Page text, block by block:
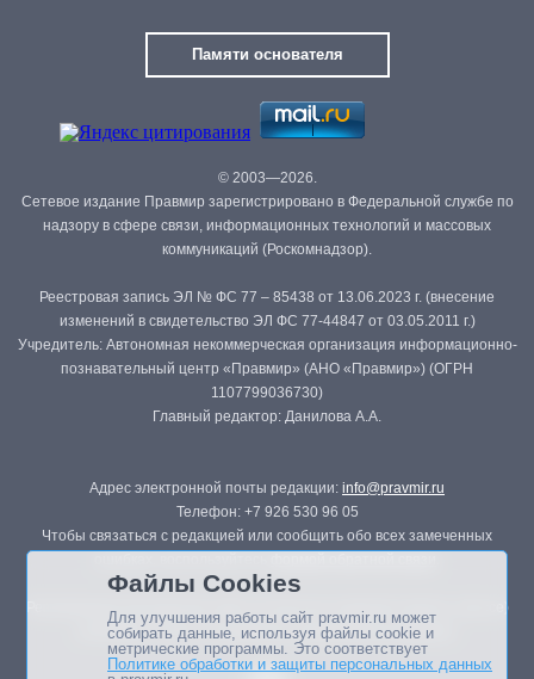
Памяти основателя
© 2003—2026.
Сетевое издание Правмир зарегистрировано в Федеральной службе по
надзору в сфере связи, информационных технологий и массовых
коммуникаций (Роскомнадзор).
Реестровая запись ЭЛ № ФС 77 – 85438 от 13.06.2023 г. (внесение
изменений в свидетельство ЭЛ ФС 77-44847 от 03.05.2011 г.)
Учредитель: Автономная некоммерческая организация информационно-
познавательный центр «Правмир» (АНО «Правмир») (ОГРН
1107799036730)
Главный редактор: Данилова А.А.
Адрес электронной почты редакции: info@pravmir.ru
Телефон: +7 926 530 96 05
Чтобы связаться с редакцией или сообщить обо всех замеченных
Републикация материалов сайта в печатных изданиях (книгах, прессе)
возможна только с письменного разрешения редакции.
Файлы Cookies
Для улучшения работы сайт pravmir.ru может
собирать данные, используя файлы cookie и
метрические программы. Это соответствует
Политике обработки и защиты персональных данных